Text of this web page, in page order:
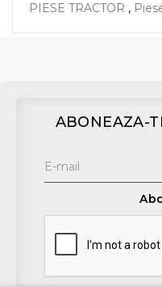
PIESE TRACTOR ,
ABONEAZA-